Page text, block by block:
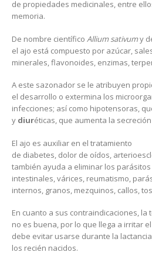
de propiedades medicinales, entre
memoria.
De nombre científico Allium sativumy
el ajo está compuesto por azúcar,
minerales, flavonoides, enzimas,
A este sazonador se le atribuyen
el desarrollo o extermina los
infecciones; así como hipotensoras,
y diuréticas, que aumenta la
El ajo es auxiliar en el tratamiento
de diabetes, dolor de oídos,
también ayuda a eliminar los parásitos
intestinales, várices, reumatismo,
internos, granos, mezquinos, callos,
En cuanto a sus contraindicaciones, la
no es buena, por lo que llega a irritar
debe evitar usarse durante la
los recién nacidos.